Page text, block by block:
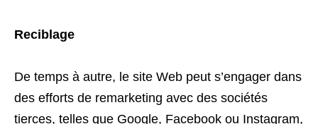
Reciblage
De temps à autre, le site Web peut s’engager dans
des efforts de remarketing avec des sociétés
tierces, telles que Google, Facebook ou Instagram,